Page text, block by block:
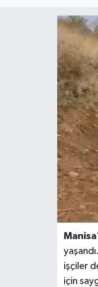
Manisa
işçiler
için